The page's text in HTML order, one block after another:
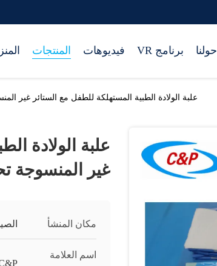
المنتجات فيديوهات برنامج VR حولنا
علبة الولادة الطبية المستهلكة للطفل مع الستائر غير
علبة الولادة
غير المنسوجة
مكان المنشأ
اسم العلامة